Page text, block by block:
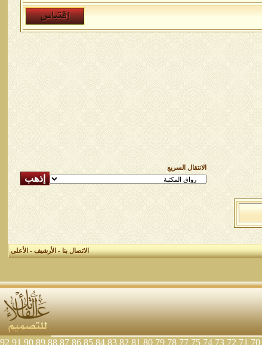
الانتقال السريع
الاتصال بنا-الأرشيف-الأعلى
70
71
72
73
74
75
77
78
79
80
81
82
83
84
85
86
87
88
89
90
91
92